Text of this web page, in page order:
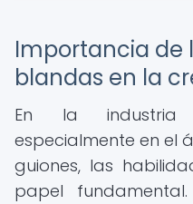
Importancia de
blandas en la
En la industria
especialmente en el
guiones, las
papel